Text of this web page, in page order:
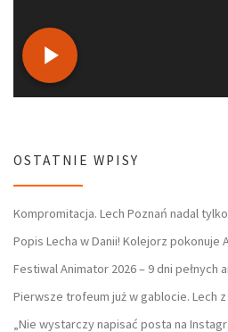
OSTATNIE WPISY
Kompromitacja. Lech Poznań nadal
Popis Lecha w Danii! Kolejorz pokonuje
Festiwal Animator 2026 – 9 dni pełnych
Pierwsze trofeum już w gablocie. Lech
„Nie wystarczy napisać posta na